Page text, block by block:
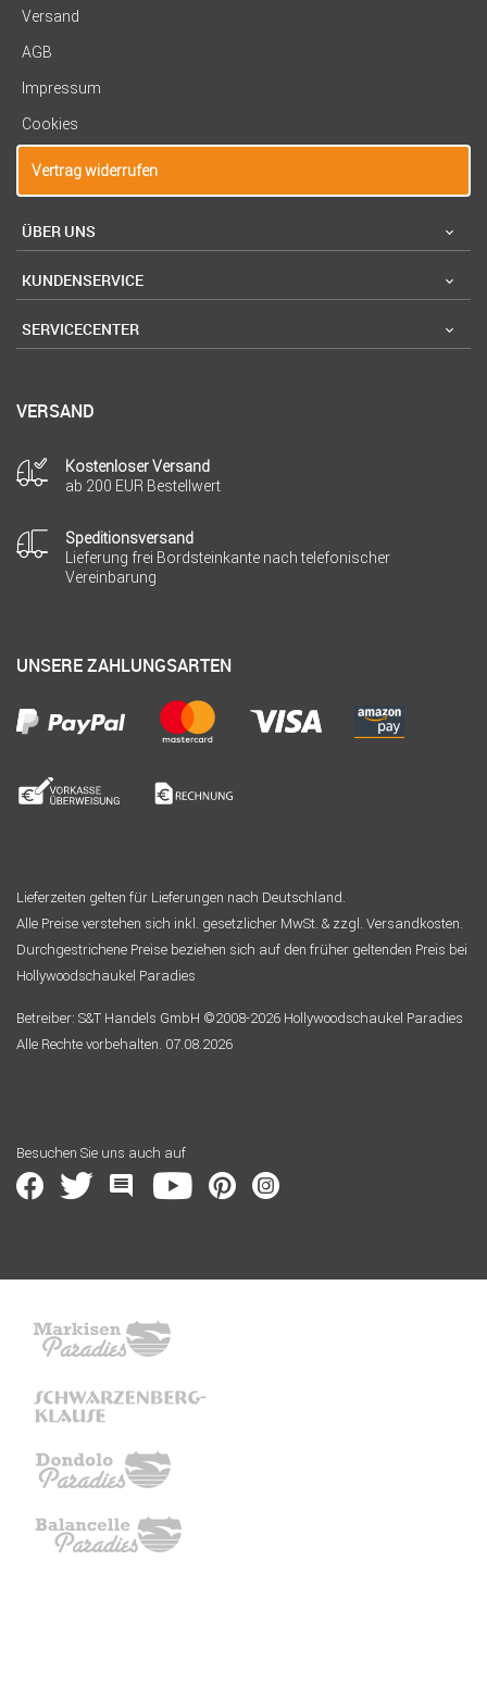
Versand
AGB
Impressum
Cookies
Vertrag widerrufen
ÜBER UNS
KUNDENSERVICE
SERVICECENTER
VERSAND
Kostenloser Versand
ab 200 EUR Bestellwert
Speditionsversand
Lieferung frei Bordsteinkante nach telefonischer
Vereinbarung
UNSERE ZAHLUNGSARTEN
Lieferzeiten gelten für Lieferungen nach Deutschland.
Alle Preise verstehen sich inkl. gesetzlicher MwSt. & zzgl. Versandkosten.
Durchgestrichene Preise beziehen sich auf den früher geltenden Preis bei
Hollywoodschaukel Paradies
Betreiber: S&T Handels GmbH ©2008-2026 Hollywoodschaukel Paradies
Alle Rechte vorbehalten. 07.08.2026
Besuchen Sie uns auch auf